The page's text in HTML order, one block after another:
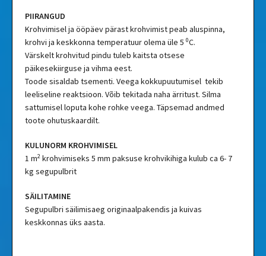
PIIRANGUD
Krohvimisel ja ööpäev pärast krohvimist peab aluspinna,
krohvi ja keskkonna temperatuur olema üle 5 0C.
Värskelt krohvitud pindu tuleb kaitsta otsese
päikesekiirguse ja vihma eest.
Toode sisaldab tsementi. Veega kokkupuutumisel tekib
leeliseline reaktsioon. Võib tekitada naha ärritust. Silma
sattumisel loputa kohe rohke veega. Täpsemad andmed
toote ohutuskaardilt.
KULUNORM KROHVIMISEL
1 m2krohvimiseks 5 mm paksuse krohvikihiga kulub ca 6- 7
kg segupulbrit
SÄILITAMINE
Segupulbri säilimisaeg originaalpakendis ja kuivas
keskkonnas üks aasta.